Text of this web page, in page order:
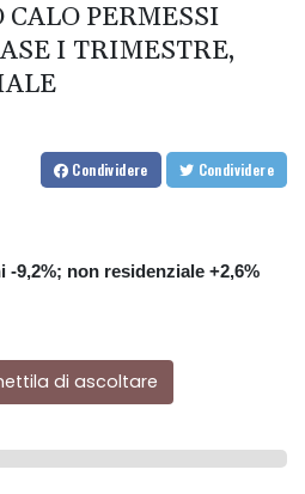
PERMESSI
I TRIMESTRE,
Condividere Condividere
9,2%; non residenziale +2,6%
di ascoltare